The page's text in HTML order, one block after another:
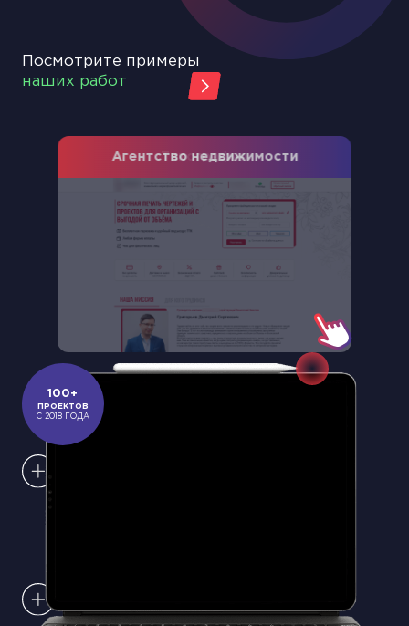
бизнеса визуалом
Посмотрите примеры
наших работ
Агентство недвижимости
100+
ПРОЕКТОВ
С 2018 ГОДА